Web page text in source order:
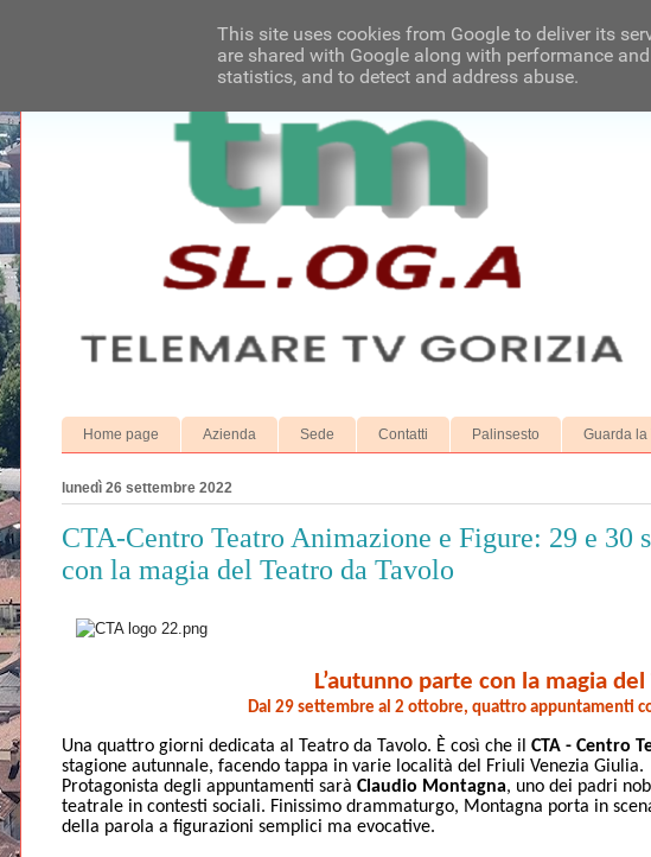
Home page Azienda Sede Contatti Palinsesto Guarda la
lunedì 26 settembre 2022
CTA-Centro Teatro Animazione e Figure: 29 e 30
con la magia del Teatro da Tavolo
L’autunno parte con la magia
Dal 29 settembre al 2 ottobre, quattro appuntamenti
Una quattro giorni dedicata al Teatro da Tavolo. È così che il CTA - Centro
stagione autunnale, facendo tappa in varie località del Friuli Venezia Giulia.
Protagonista degli appuntamenti sarà Claudio Montagna, uno dei padri
teatrale in contesti sociali. Finissimo drammaturgo, Montagna porta in
della parola a figurazioni semplici ma evocative.
This site uses cookies from Google to deliver its
are shared with Google along with performance
statistics, and to detect and address abuse.